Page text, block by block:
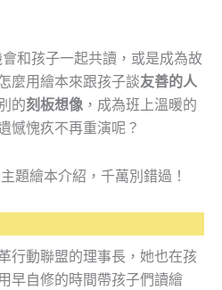
和孩子一起共讀，或是成為故
麼用繪本來跟孩子談友善的人
的刻板想像 ，成為班上溫暖的
憾愧疚不再重演呢？
題繪本介紹，千萬別錯過！
行動聯盟的理事長，她也在孩
早自修的時間帶孩子們讀繪